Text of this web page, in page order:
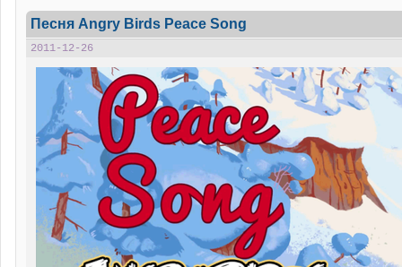
Песня Angry Birds Peace Song
2011-12-26